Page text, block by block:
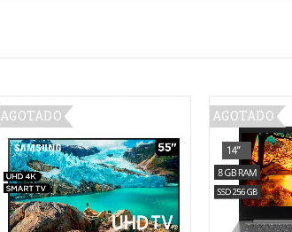
AGOTADO AGOTADO